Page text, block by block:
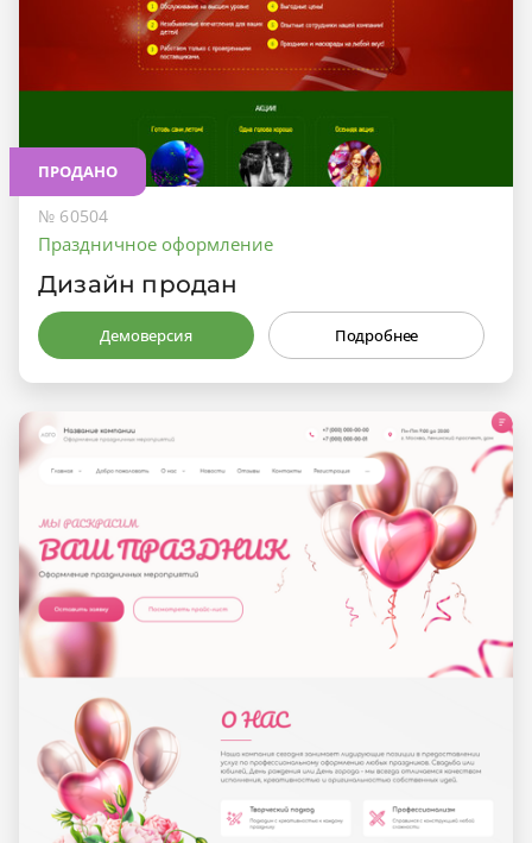
ПРОДАНО
№ 60504
Праздничное оформление
Дизайн продан
Демоверсия Подробнее